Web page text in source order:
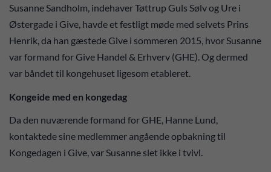
Susanne Sandholm, indehaver Tøttrup Guls Sølv og Ure i
Østergade i Give, havde et festligt møde med selvets Prins
Henrik, da han gæstede Give i sommeren 2015, hvor Susanne
var formand for Give Handel & Erhverv (GHE). Og dermed
var båndet til kongehuset ligesom etableret.
Kongeide med en kongedag
Da den nuværende formand for GHE, Hanne Lund,
kontaktede sine medlemmer angående opbakning til
Kongedagen i Give, var Susanne slet ikke i tvivl.